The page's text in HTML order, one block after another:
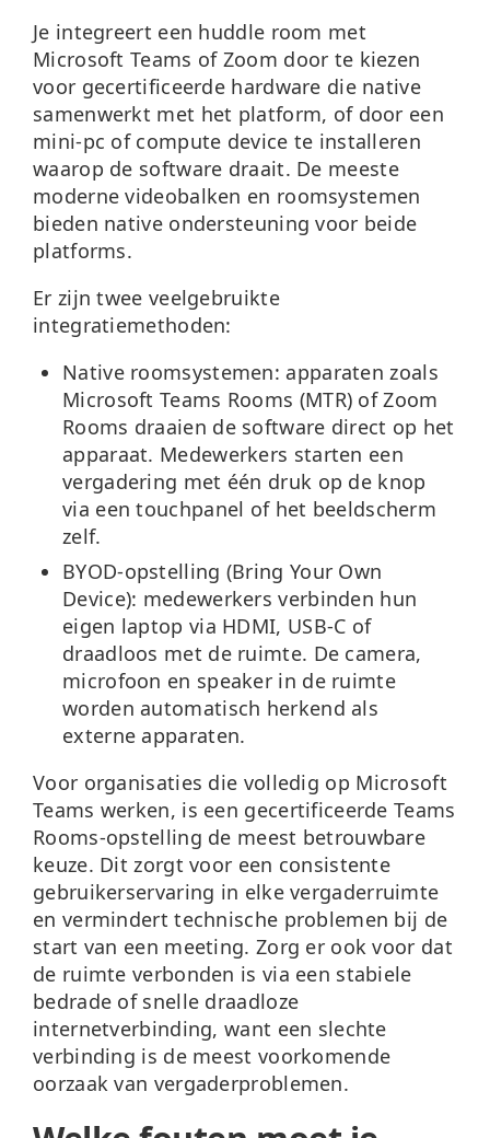
Je integreert een huddle room met
Microsoft Teams of Zoom door te kiezen
voor gecertificeerde hardware die native
samenwerkt met het platform, of door een
mini-pc of compute device te installeren
waarop de software draait. De meeste
moderne videobalken en roomsystemen
bieden native ondersteuning voor beide
platforms.
Er zijn twee veelgebruikte
integratiemethoden:
Native roomsystemen: apparaten zoals
Microsoft Teams Rooms (MTR) of Zoom
Rooms draaien de software direct op het
apparaat. Medewerkers starten een
vergadering met één druk op de knop
via een touchpanel of het beeldscherm
zelf.
BYOD-opstelling (Bring Your Own
Device): medewerkers verbinden hun
eigen laptop via HDMI, USB-C of
draadloos met de ruimte. De camera,
microfoon en speaker in de ruimte
worden automatisch herkend als
externe apparaten.
Voor organisaties die volledig op Microsoft
Teams werken, is een gecertificeerde Teams
Rooms-opstelling de meest betrouwbare
keuze. Dit zorgt voor een consistente
gebruikerservaring in elke vergaderruimte
en vermindert technische problemen bij de
start van een meeting. Zorg er ook voor dat
de ruimte verbonden is via een stabiele
bedrade of snelle draadloze
internetverbinding, want een slechte
verbinding is de meest voorkomende
oorzaak van vergaderproblemen.